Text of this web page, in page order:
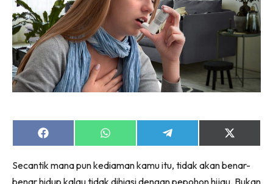
Dapur
Ruang Makan
Make Over
Bilik Air
Bilik Tidur
Dapur
Ruang Tamu
Menarik Lagi
Casa Impiana
Impiana Makeover
Share
on
Share
on
Share
on
Share
on
(Twitter)
Secantik mana pun kediaman kamu itu, tidak akan benar-
benar hidup kalau tidak dihiasi dengan pepohon hijau. Bukan